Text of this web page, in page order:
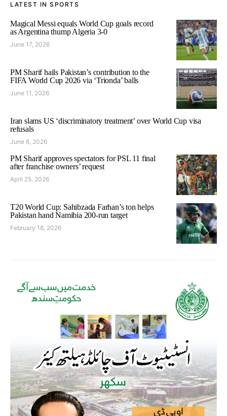
LATEST IN SPORTS
Magical Messi equals World Cup goals record
as Argentina thump Algeria 3-0
June 17, 2026
PM Sharif hails Pakistan’s contribution to the
FIFA World Cup 2026 via ‘Trionda’ balls
June 11, 2026
Iran slams US ‘discriminatory treatment’ over World Cup visa
refusals
June 6, 2026
PM Sharif approves spectators for PSL 11 final
after franchise owners’ request
April 25, 2026
T20 World Cup: Sahibzada Farhan’s ton helps
Pakistan hand Namibia 200-run target
February 18, 2026